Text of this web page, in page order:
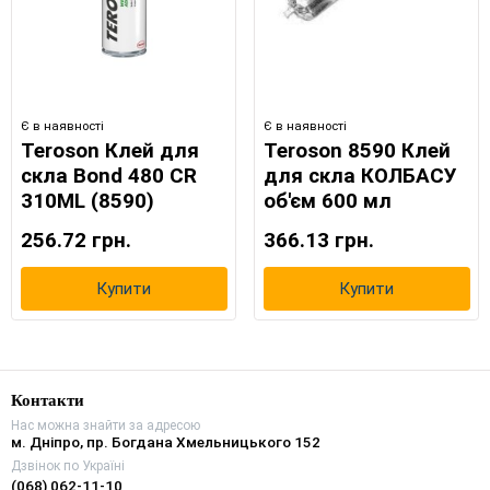
Є в наявності
Terоson Клей для
скла Bond 480 CR
310ML (8590)
256.72 грн.
Купити
Є в наявності
Teroson 8590 Клей
для скла КОЛБАСУ
об'єм 600 мл
366.13 грн.
Купити
Контакти
Нас можна знайти за адресою
м. Дніпро, пр. Богдана Хмельницького 152
Дзвінок по Україні
(068) 062-11-10